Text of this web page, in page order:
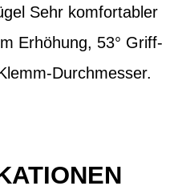
Sehr komfortabler
Erhöhung, 53° Griff-
Durchmesser.